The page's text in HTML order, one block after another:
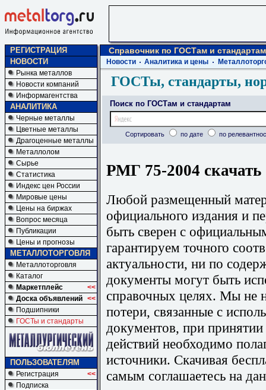
РЕГИСТРАЦИЯ
НОВОСТИ
Рынка металлов
Новости компаний
Информагентства
АНАЛИТИКА
Черные металлы
Цветные металлы
Драгоценные металлы
Металлолом
Сырье
Статистика
Индекс цен России
Мировые цены
Цены на биржах
Вопрос месяца
Публикации
Цены и прогнозы
МЕТАЛЛОТОРГОВЛЯ
Металлоторговля
Каталог
Маркетплейс
<<
Доска объявлений <<
Подшипники
ГОСТы и стандарты
ПОЛЬЗОВАТЕЛЯМ
Регистрация
<<
Подписка
Справочник по ГОСТам и стандартам
Новости Аналитика и цены
ГОСТы, стандарты,
Поиск по ГОСТам и стандартам
Сортировать по дате по
РМГ 75-2004 скачать
Любой размещенный
официального издания и
быть сверен с
гарантируем точного
актуальности, ни по
документы могут быть
справочных целях. Мы не
потери, связанные с
документов, при
действий необходимо
источники. Скачивая
самым соглашаетесь на